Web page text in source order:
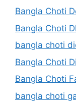
Bangla Choti
Bangla Choti
bangla choti
Bangla Choti
Bangla Choti
bangla choti